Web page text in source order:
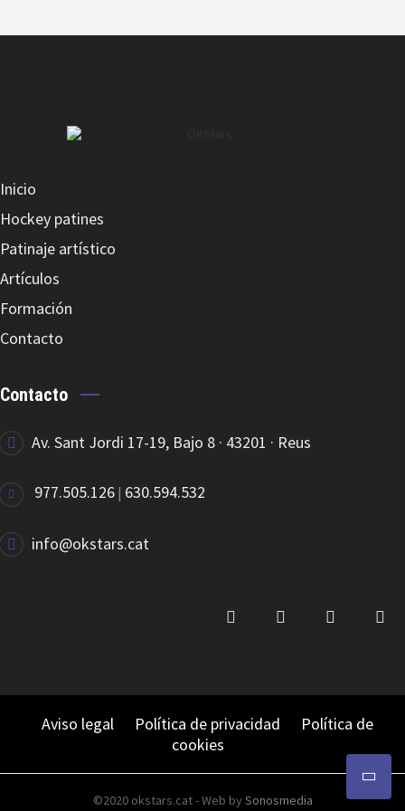
JET EVOLUCTION PELE/TECIDO
Inicio
Hockey patines
Patinaje artístico
Artículos
Formación
Contacto
Contacto
Av. Sant Jordi 17-19, Bajo 8 · 43201 · Reus
977.505.126 | 630.594.532
info@okstars.cat
Aviso legal Política de privacidad
Política de
cookies
©2020 okstars.cat - Web by Sonosmedia